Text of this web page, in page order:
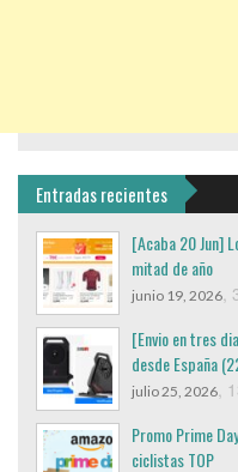
Entradas recientes
[Acaba 20 Jun]
mitad de año
junio 19, 2026
[Envio en tres
desde España
julio 25, 2026
Promo Prime
ciclistas TOP